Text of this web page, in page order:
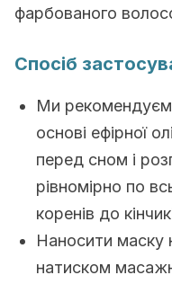
фарбованого
Спосіб
Ми
основі ефірної
перед сном і
рівномірно по
коренів до
Наносити маску
натиском